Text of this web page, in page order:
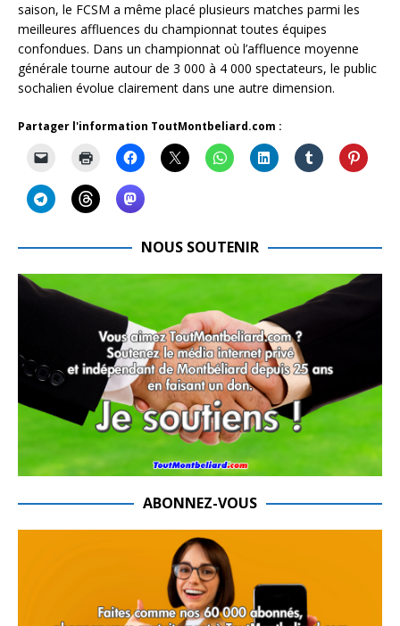
saison, le FCSM a même placé plusieurs matches parmi les
meilleures affluences du championnat toutes équipes
confondues. Dans un championnat où l’affluence moyenne
générale tourne autour de 3 000 à 4 000 spectateurs, le public
sochalien évolue clairement dans une autre dimension.
Partager l'information ToutMontbeliard.com :
NOUS SOUTENIR
ABONNEZ-VOUS